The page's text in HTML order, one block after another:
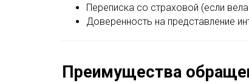
Переписка со страховой (если
Доверенность на представление
Преимущества